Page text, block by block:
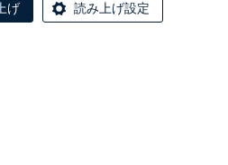
げ 読み上げ設定